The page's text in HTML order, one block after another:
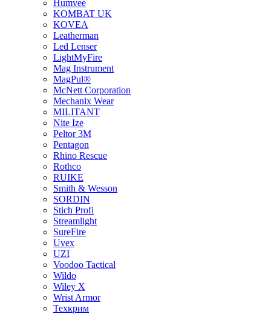
Humvee
KOMBAT UK
KOVEA
Leatherman
Led Lenser
LightMyFire
Mag Instrument
MagPul®
McNett Corporation
Mechanix Wear
MILITANT
Nite Ize
Peltor 3M
Pentagon
Rhino Rescue
Rothco
RUIKE
Smith & Wesson
SORDIN
Stich Profi
Streamlight
SureFire
Uvex
UZI
Voodoo Tactical
Wildo
Wiley X
Wrist Armor
Техкрим